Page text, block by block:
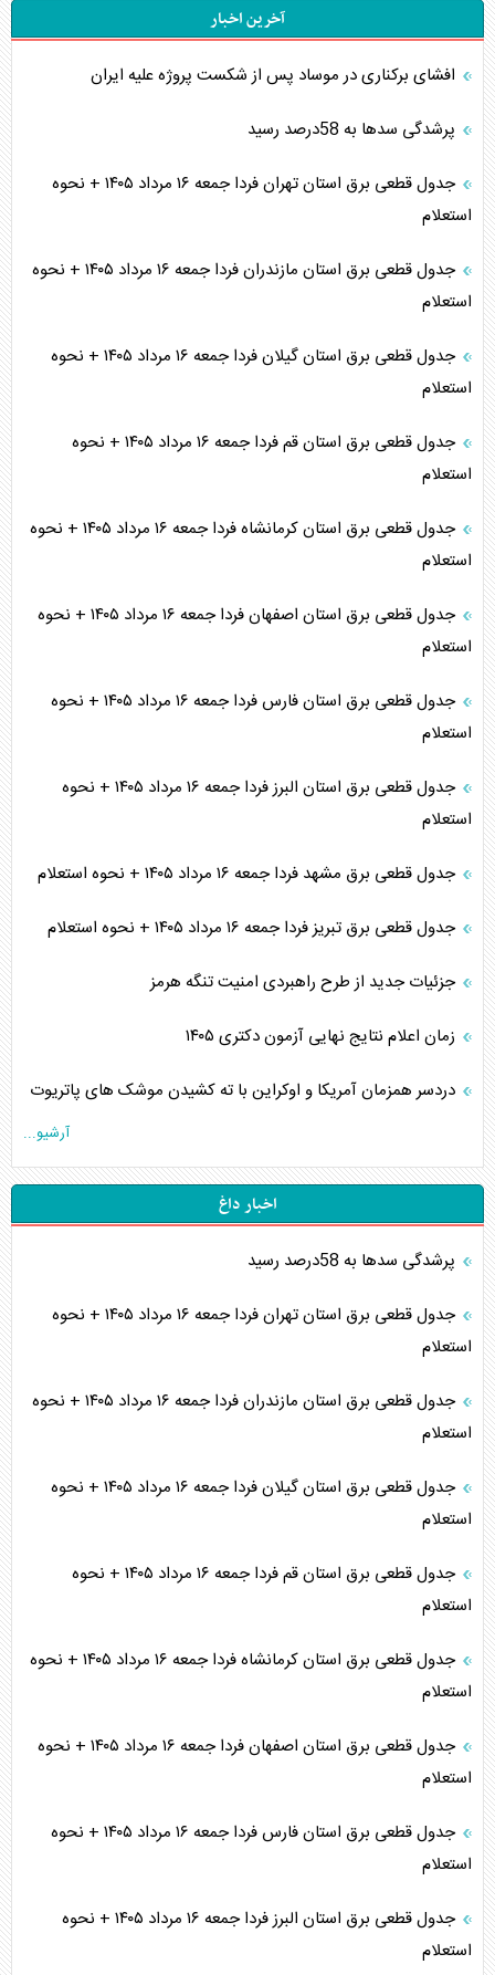
آخرین اخبار
افشای برکناری در موساد پس از شکست پروژه علیه ایران
پرشدگی سدها به 58درصد رسید
جدول قطعی برق استان تهران فردا جمعه ۱۶ مرداد ۱۴۰۵ + نحوه
استعلام
جدول قطعی برق استان مازندران فردا جمعه ۱۶ مرداد ۱۴۰۵ + نحوه
استعلام
جدول قطعی برق استان گیلان فردا جمعه ۱۶ مرداد ۱۴۰۵ + نحوه
استعلام
جدول قطعی برق استان قم فردا جمعه ۱۶ مرداد ۱۴۰۵ + نحوه
استعلام
جدول قطعی برق استان کرمانشاه فردا جمعه ۱۶ مرداد ۱۴۰۵ + نحوه
استعلام
جدول قطعی برق استان اصفهان فردا جمعه ۱۶ مرداد ۱۴۰۵ + نحوه
استعلام
جدول قطعی برق استان فارس فردا جمعه ۱۶ مرداد ۱۴۰۵ + نحوه
استعلام
جدول قطعی برق استان البرز فردا جمعه ۱۶ مرداد ۱۴۰۵ + نحوه
استعلام
جدول قطعی برق مشهد فردا جمعه ۱۶ مرداد ۱۴۰۵ + نحوه استعلام
جدول قطعی برق تبریز فردا جمعه ۱۶ مرداد ۱۴۰۵ + نحوه استعلام
جزئیات جدید از طرح راهبردی امنیت تنگه هرمز
زمان اعلام نتایج نهایی آزمون دکتری ۱۴۰۵
دردسر همزمان آمریکا و اوکراین با ته کشیدن موشک های پاتریوت
آرشیو...
اخبار داغ
پرشدگی سدها به 58درصد رسید
جدول قطعی برق استان تهران فردا جمعه ۱۶ مرداد ۱۴۰۵ + نحوه
استعلام
جدول قطعی برق استان مازندران فردا جمعه ۱۶ مرداد ۱۴۰۵ + نحوه
استعلام
جدول قطعی برق استان گیلان فردا جمعه ۱۶ مرداد ۱۴۰۵ + نحوه
استعلام
جدول قطعی برق استان قم فردا جمعه ۱۶ مرداد ۱۴۰۵ + نحوه
استعلام
جدول قطعی برق استان کرمانشاه فردا جمعه ۱۶ مرداد ۱۴۰۵ + نحوه
استعلام
جدول قطعی برق استان اصفهان فردا جمعه ۱۶ مرداد ۱۴۰۵ + نحوه
استعلام
جدول قطعی برق استان فارس فردا جمعه ۱۶ مرداد ۱۴۰۵ + نحوه
استعلام
جدول قطعی برق استان البرز فردا جمعه ۱۶ مرداد ۱۴۰۵ + نحوه
استعلام